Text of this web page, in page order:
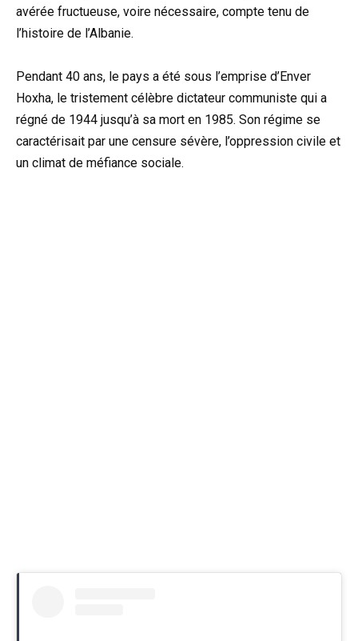
avérée fructueuse, voire nécessaire, compte tenu de
l’histoire de l’Albanie.
Pendant 40 ans, le pays a été sous l’emprise d’Enver
Hoxha, le tristement célèbre dictateur communiste qui a
régné de 1944 jusqu’à sa mort en 1985. Son régime se
caractérisait par une censure sévère, l’oppression civile et
un climat de méfiance sociale.